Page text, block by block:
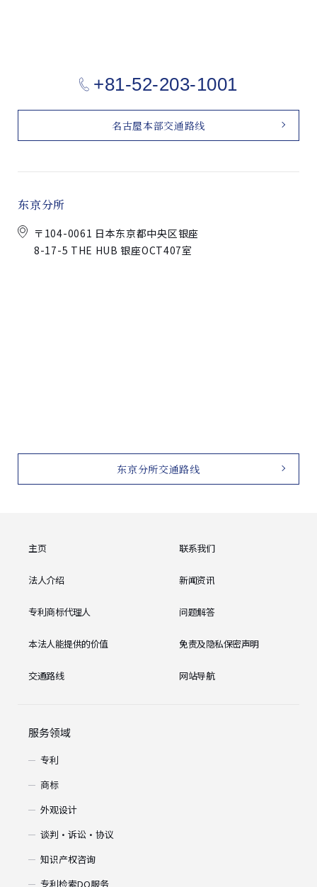
+81-52-203-1001
名古屋本部交通路线
东京分所
〒104-0061 日本东京都中央区银座
8-17-5 THE HUB 银座OCT407室
东京分所交通路线
主页 联系我们
法人介绍 新闻资讯
专利商标代理人 问题解答
本法人能提供的价值 免责及隐私保密声明
交通路线 网站导航
服务领域
专利
商标
外观设计
谈判・诉讼・协议
知识产权咨询
专利检索DO服务